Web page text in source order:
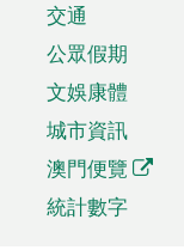
交通
公眾假期
文娛康體
城市資訊
澳門便覽
統計數字